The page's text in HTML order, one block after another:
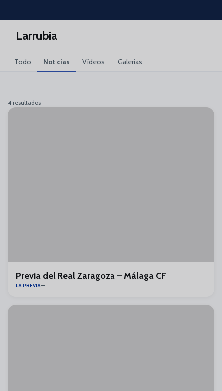
Skip to main content
Larrubia
Todo Noticias Vídeos Galerías
4 resultados
Previa del Real Zaragoza – Málaga CF
LA PREVIA